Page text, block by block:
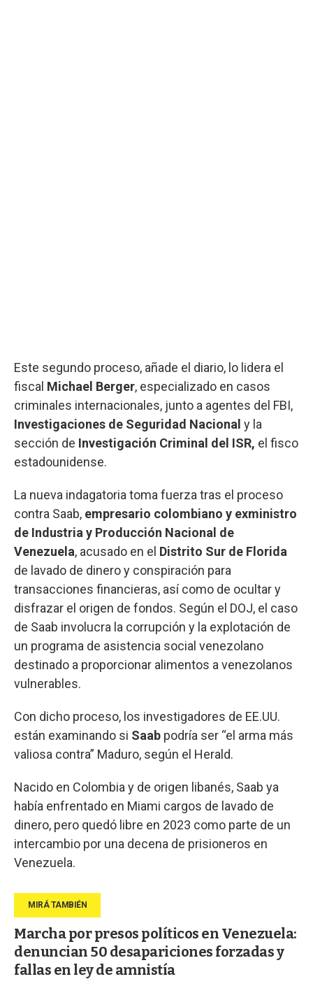
Este segundo proceso, añade el diario, lo lidera el
fiscal Michael Berger, especializado en casos
criminales internacionales, junto a agentes del FBI,
Investigaciones de Seguridad Nacional y la
sección de Investigación Criminal del ISR, el fisco
estadounidense.
La nueva indagatoria toma fuerza tras el proceso
contra Saab, empresario colombiano y exministro
de Industria y Producción Nacional de
Venezuela, acusado en el Distrito Sur de Florida
de lavado de dinero y conspiración para
transacciones financieras, así como de ocultar y
disfrazar el origen de fondos. Según el DOJ, el caso
de Saab involucra la corrupción y la explotación de
un programa de asistencia social venezolano
destinado a proporcionar alimentos a venezolanos
vulnerables.
Con dicho proceso, los investigadores de EE.UU.
están examinando si Saab podría ser “el arma más
valiosa contra” Maduro, según el Herald.
Nacido en Colombia y de origen libanés, Saab ya
había enfrentado en Miami cargos de lavado de
dinero, pero quedó libre en 2023 como parte de un
intercambio por una decena de prisioneros en
Venezuela.
Marcha por presos políticos en Venezuela:
denuncian 50 desapariciones forzadas y
fallas en ley de amnistía